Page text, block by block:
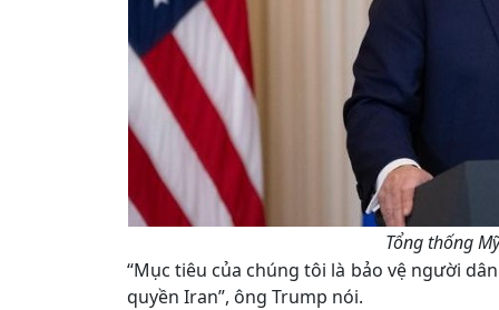
Tổng thống
“Mục tiêu của chúng tôi là bảo vệ người
quyền Iran”, ông Trump nói.